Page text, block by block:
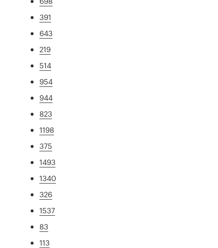
391
643
219
514
954
944
823
1198
375
1493
1340
326
1537
83
113